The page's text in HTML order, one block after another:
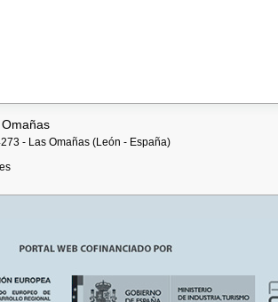
- Las Omañas (León - España)